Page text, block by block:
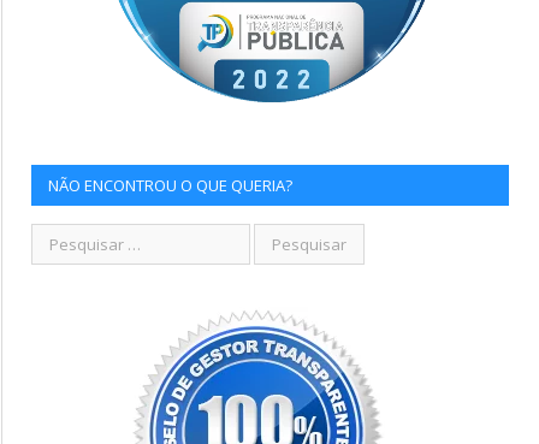
NÃO ENCONTROU O QUE QUERIA?